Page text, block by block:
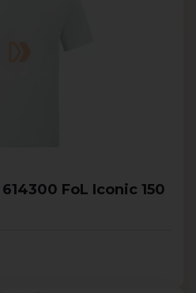
FoL Iconic 150